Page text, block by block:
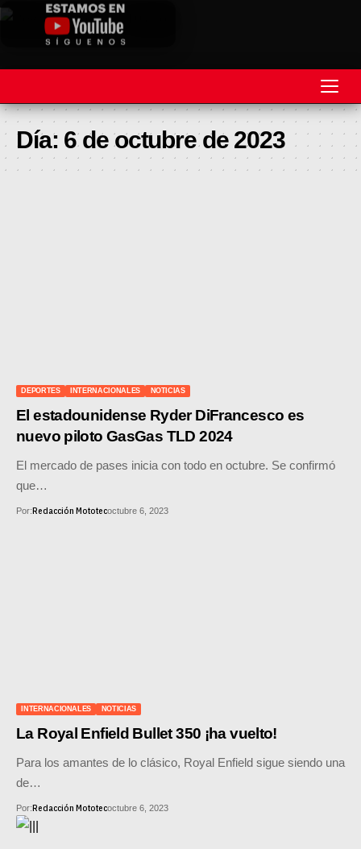
REVISTA
CROSS COUNTRY
MOTOS ACUÁTICAS
INTERNACIONALES
MOTOS HERO PERÚ
MOTOS ZONTES PERÚ
MOTOS BENELLI PERÚ
Día: 6 de octubre de 2023
DEPORTES INTERNACIONALES NOTICIAS
El estadounidense Ryder DiFrancesco es
nuevo piloto GasGas TLD 2024
El mercado de pases inicia con todo en octubre. Se confirmó
que…
Por:Redacción Mototecoctubre 6, 2023
INTERNACIONALES NOTICIAS
La Royal Enfield Bullet 350 ¡ha vuelto!
Para los amantes de lo clásico, Royal Enfield sigue siendo una
de…
Por:Redacción Mototecoctubre 6, 2023